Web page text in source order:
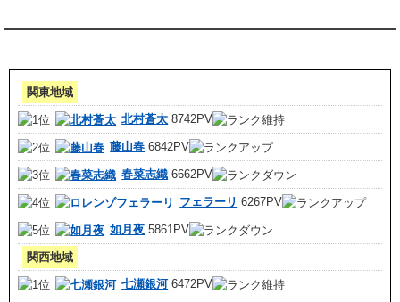
関東地域
北村蒼太 8742PV
藤山春 6842PV
春菜志織 6662PV
フェラーリ 6267PV
如月夜 5861PV
関西地域
七瀬銀河6472PV